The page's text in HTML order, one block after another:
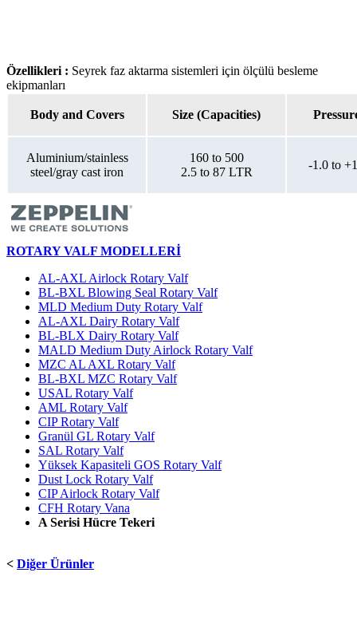
Özellikleri : Seyrek faz aktarma sistemleri için ölçülü besleme
ekipmanları
Body and Covers Size (Capacities)
Aluminium/stainless
steel/gray cast iron
160 to 500
2.5 to 87 LTR
-1.0 to
ROTARY VALF MODELLERİ
AL-AXL Airlock Rotary Valf
BL-BXL Blowing Seal Rotary Valf
MLD Medium Duty Rotary Valf
AL-AXL Dairy Rotary Valf
BL-BLX Dairy Rotary Valf
MALD Medium Duty Airlock Rotary Valf
MZC AL AXL Rotary Valf
BL-BXL MZC Rotary Valf
USAL Rotary Valf
AML Rotary Valf
CIP Rotary Valf
Granül GL Rotary Valf
SAL Rotary Valf
Yüksek Kapasiteli GOS Rotary Valf
Dust Lock Rotary Valf
CIP Airlock Rotary Valf
CFH Rotary Vana
A Serisi Hücre Tekeri
< Diğer Ürünler